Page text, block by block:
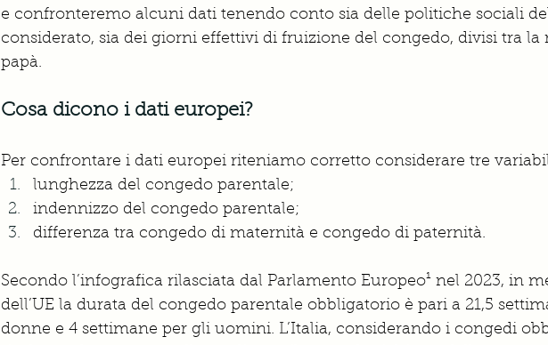
e confronteremo alcuni dati tenendo conto sia delle politiche sociali
considerato, sia dei giorni effettivi di fruizione del congedo, divisi tra la
papà.
Cosa dicono i dati europei?
Per confrontare i dati europei riteniamo corretto considerare tre
lunghezza del congedo parentale;
indennizzo del congedo parentale;
differenza tra congedo di maternità e congedo di paternità.
Secondo l’infografica rilasciata dal Parlamento Europeo¹ nel 2023, in
dell’UE la durata del congedo parentale obbligatorio è pari a 21,5
donne e 4 settimane per gli uomini. L’Italia, considerando i congedi